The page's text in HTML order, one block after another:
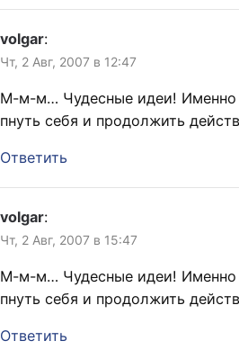
volgar:
Чт, 2 Авг, 2007 в 12:47
М-м-м… Чудесные идеи! Именно
пнуть себя и продолжить
Ответить
volgar:
Чт, 2 Авг, 2007 в 15:47
М-м-м… Чудесные идеи! Именно
пнуть себя и продолжить
Ответить